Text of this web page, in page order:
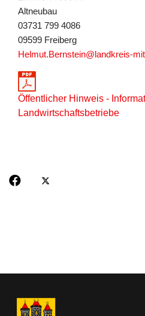
Altneubau
03731 799 4086
09599 Freiberg
Helmut.Bernstein@landkreis-
Öffentlicher Hinweis -
Landwirtschaftsbetriebe